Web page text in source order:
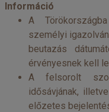
Információ
A
személyi
beutazás
érvényesnek kell
A felsorolt
idősávjának,
előzetes